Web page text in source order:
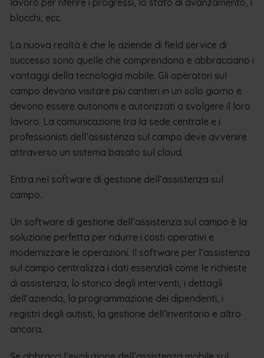
blocchi, ecc.
La nuova realtà è che le aziende di field service di
successo sono quelle che comprendono e abbracciano i
vantaggi della tecnologia mobile. Gli operatori sul
campo devono visitare più cantieri in un solo giorno e
devono essere autonomi e autorizzati a svolgere il loro
lavoro. La comunicazione tra la sede centrale e i
professionisti dell’assistenza sul campo deve avvenire
attraverso un sistema basato sul cloud.
Entra nel software di gestione dell’assistenza sul
campo.
Un software di gestione dell’assistenza sul campo è la
soluzione perfetta per ridurre i costi operativi e
modernizzare le operazioni. Il software per l’assistenza
sul campo centralizza i dati essenziali come le richieste
di assistenza, lo storico degli interventi, i dettagli
dell’azienda, la programmazione dei dipendenti, i
registri degli autisti, la gestione dell’inventario e altro
ancora.